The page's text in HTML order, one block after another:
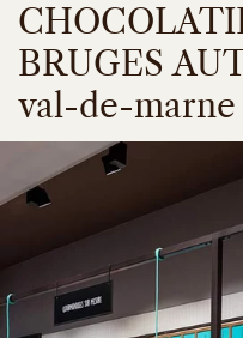
BRUGES
val-de-marne